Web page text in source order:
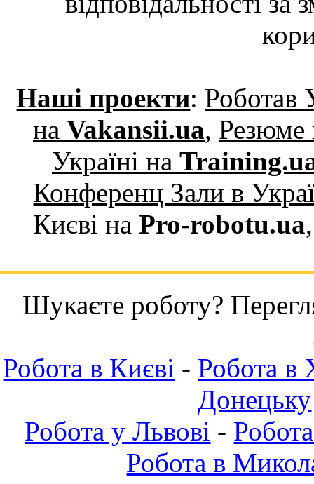
Наші проекти: Роботав
на Vakansii.ua, Резюме
Україні на
Конференц Зали в
Києві на Pro-robotu.ua
Шукаєте роботу?
Робота в Києві - Робота в
Донецьку
Робота у Львові -
Робота в